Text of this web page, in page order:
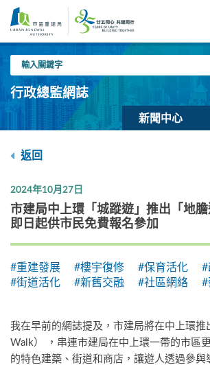
要
入
關
鍵
行政總監網誌
新聞中心
返回
2024年10月27日
市建局中上環「城蹤遊」推出「地
即日起供市民免費報名參加
#重建發展 #樓宇復修 #保育活化
#街道活化
#新舊交融 #社區網絡
我在早前的網誌提及，市建局將在中上環
Walk） ，串連市建局在中上環一帶的市區
的特色建築、街道和商店，讓遊人透過參與